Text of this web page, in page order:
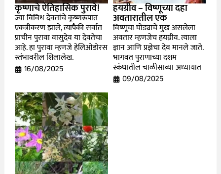
कृष्णाचे ऐतिहासिक पुरावे!
ज्या विविध देवतांचे कृष्णरूपात
एकत्रीकरण झाले, त्यापैकी सर्वात
प्राचीन पुरावा वासुदेव या देवतेचा
आहे. हा पुरावा म्हणजे हेलिओडोरस
स्तंभावरील शिलालेख.
16/08/2025
हयग्रीव – विष्णूच्या दहा
अवतारातील एक
विष्णूचा घोड्याचे मुख असलेला
अवतार म्हणजेच हयग्रीव. त्याला
ज्ञान आणि प्रज्ञेचा देव मानले जाते.
भागवत पुराणाच्या दशम
स्कंधातील चाळीसाव्या अध्यायात
09/08/2025